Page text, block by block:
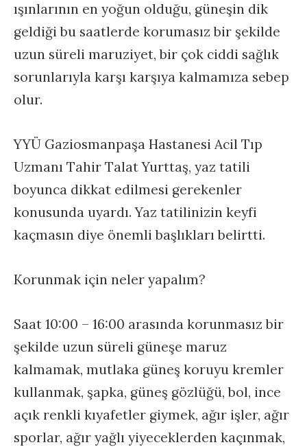
ışınlarının en yoğun olduğu, güneşin dik
geldiği bu saatlerde korumasız bir şekilde
uzun süreli maruziyet, bir çok ciddi sağlık
sorunlarıyla karşı karşıya kalmamıza sebep
olur.
YYÜ Gaziosmanpaşa Hastanesi Acil Tıp
Uzmanı Tahir Talat Yurttaş, yaz tatili
boyunca dikkat edilmesi gerekenler
konusunda uyardı. Yaz tatilinizin keyfi
kaçmasın diye önemli başlıkları belirtti.
Korunmak için neler yapalım?
Saat 10:00 – 16:00 arasında korunmasız bir
şekilde uzun süreli güneşe maruz
kalmamak, mutlaka güneş koruyu kremler
kullanmak, şapka, güneş gözlüğü, bol, ince
açık renkli kıyafetler giymek, ağır işler, ağır
sporlar, ağır yağlı yiyeceklerden kaçınmak,